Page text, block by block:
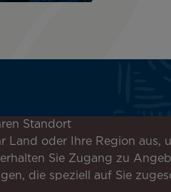
für unseren
um die
zu
Standort
Land oder Ihre Region aus,
Sie Zugang zu
die speziell auf Sie